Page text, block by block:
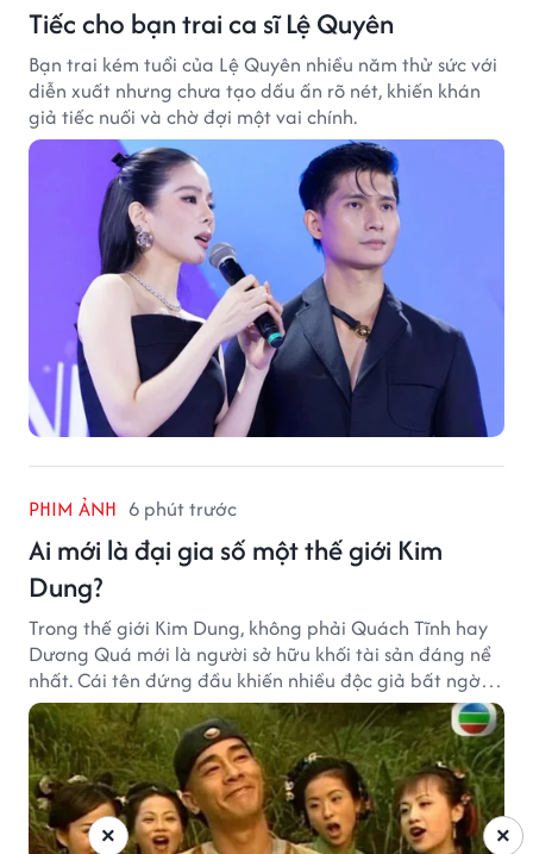
Tiếc cho bạn trai ca sĩ Lệ Quyên
Bạn trai kém tuổi của Lệ Quyên nhiều năm thử sức với
diễn xuất nhưng chưa tạo dấu ấn rõ nét, khiến khán
giả tiếc nuối và chờ đợi một vai chính.
PHIM ẢNH 6 phút trước
Ai mới là đại gia số một thế giới Kim
Dung?
Trong thế giới Kim Dung, không phải Quách Tĩnh hay
Dương Quá mới là người sở hữu khối tài sản đáng nể
nhất. Cái tên đứng đầu khiến nhiều độc giả bất ngờ
bởi xuất thân của nhân vật này hoàn toàn không
giống một đại hiệp.
×
×